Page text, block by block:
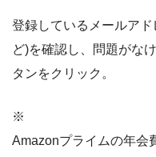
登録しているメールア
ど)を確認し、問題がな
タンをクリック。
※
Amazonプライムの年会